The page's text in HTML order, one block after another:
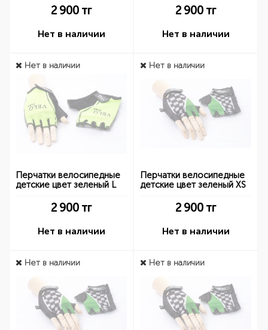
2 900 тг
Нет в наличии
2 900 тг
Нет в наличии
Нет в наличии
Перчатки велосипедные
детские цвет зеленый L
2 900 тг
Нет в наличии
Нет в наличии
Перчатки велосипедные
детские цвет зеленый XS
2 900 тг
Нет в наличии
Нет в наличии Нет в наличии